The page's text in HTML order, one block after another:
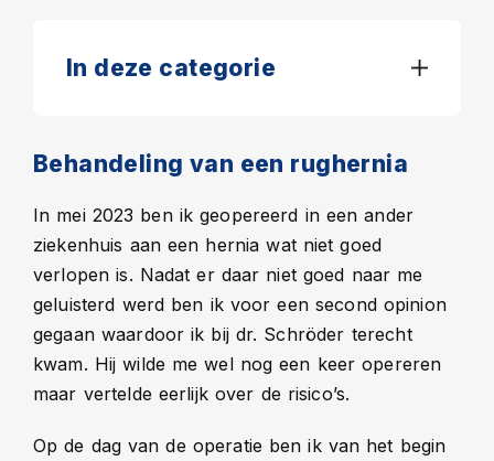
In deze categorie
Behandeling van een rughernia
In mei 2023 ben ik geopereerd in een ander
ziekenhuis aan een hernia wat niet goed
verlopen is. Nadat er daar niet goed naar me
geluisterd werd ben ik voor een second opinion
gegaan waardoor ik bij dr. Schröder terecht
kwam. Hij wilde me wel nog een keer opereren
maar vertelde eerlijk over de risico’s.
Op de dag van de operatie ben ik van het begin